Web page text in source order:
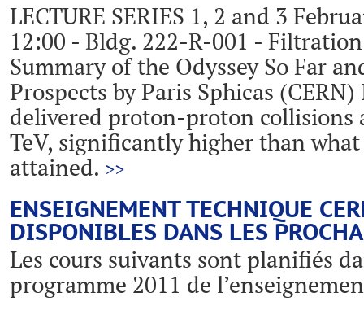
LECTURE SERIES 1, 2 and 3
12:00 - Bldg. 222-R-001 -
Summary of the Odyssey So Far
Prospects by Paris Sphicas
delivered proton-proton collisions
TeV, significantly higher than
attained. >>
ENSEIGNEMENT TECHNIQUE
DISPONIBLES DANS LES
Les cours suivants sont planifiés
programme 2011 de